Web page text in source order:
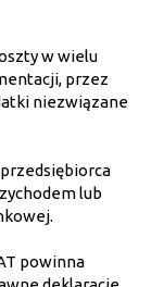
w wielu
przez
niezwiązane
lub
powinna